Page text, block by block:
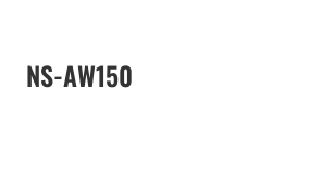
NS-AW150